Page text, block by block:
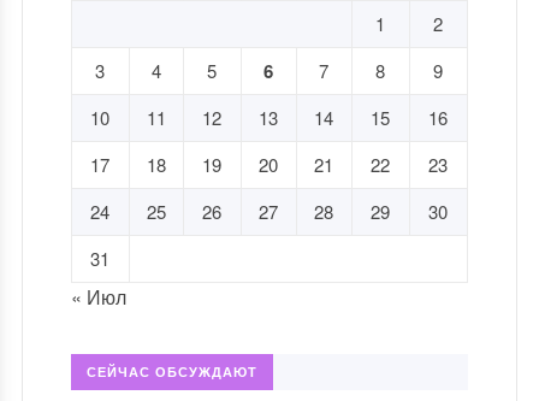
1
2
3
4 5 6 7 8
9
10
11 12 13 14 15
16
17
18 19 20 21 22
23
24
25 26 27 28 29
30
31
« Июл
СЕЙЧАС ОБСУЖДАЮТ